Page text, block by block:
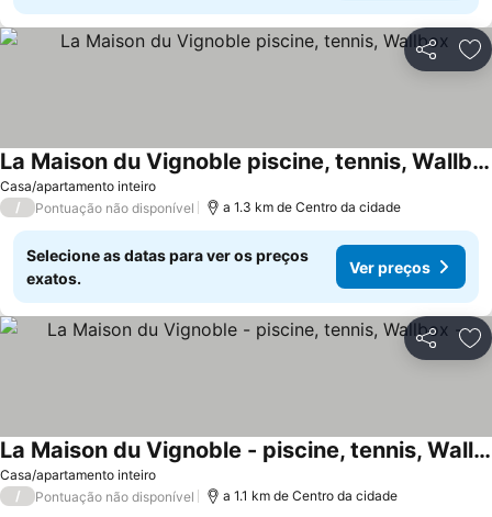
Partilhar
Casa/apartamento inteiro
La Maison du Vignoble piscine, tennis, Wallbox
/ Pontuação não disponível a 1.3 km de Centro da cidade
Selecione as datas para ver os preços
exatos.
Ver preços
Partilhar
Casa/apartamento inteiro
La Maison du Vignoble - piscine, tennis, Wallbox -
/ Pontuação não disponível a 1.1 km de Centro da cidade